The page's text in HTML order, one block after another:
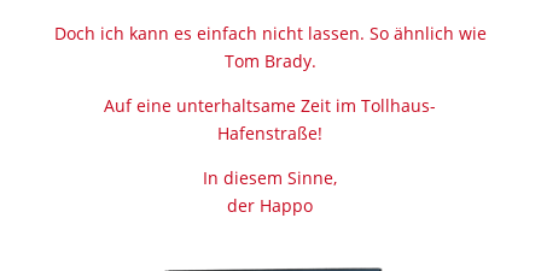
Doch ich kann es einfach nicht lassen. So ähnlich wie
Tom Brady.
Auf eine unterhaltsame Zeit im Tollhaus-
Hafenstraße!
In diesem Sinne,
der Happo